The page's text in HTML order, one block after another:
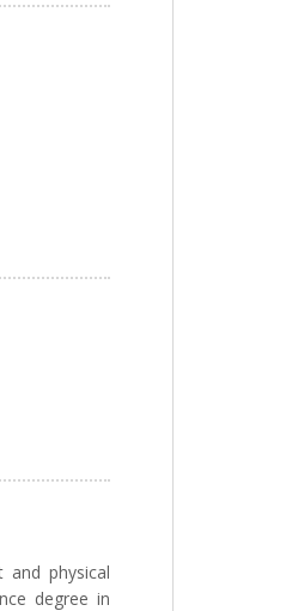
physical
degree in